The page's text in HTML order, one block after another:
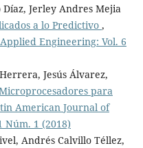
Jerley Andres Mejia
a lo Predictivo ,
Engineering: Vol. 6
Jesús Álvarez,
para
American Journal of
Núm. 1 (2018)
Andrés Calvillo Téllez,